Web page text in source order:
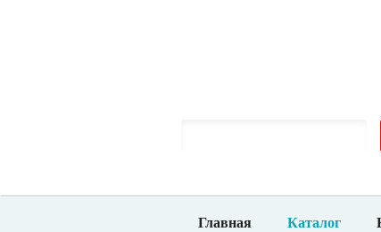
Главная Каталог